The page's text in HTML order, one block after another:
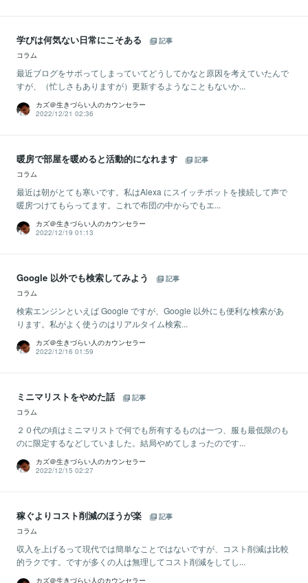
学びは何気ない日常にこそある
記事
コラム
最近ブログをサボってしまっていてどうしてかなと原因を考えていたんで
すが、（忙しさもありますが）更新するようなこともないか...
カズ＠生きづらい人のカウンセラー
2022/12/21 02:36
暖房で部屋を暖めると活動的になれます
記事
コラム
最近は朝がとても寒いです。私はAlexa にスイッチボットを接続して声で
暖房つけてもらってます。これで布団の中からでもエ...
カズ＠生きづらい人のカウンセラー
2022/12/19 01:13
Google 以外でも検索してみよう
記事
コラム
検索エンジンといえば Google ですが、Google 以外にも便利な検索があ
ります。私がよく使うのはリアルタイム検索...
カズ＠生きづらい人のカウンセラー
2022/12/16 01:59
ミニマリストをやめた話
記事
コラム
２０代の頃はミニマリストで何でも所有するものは一つ、服も最低限のも
のに限定するなどしていました。結局やめてしまったのです...
カズ＠生きづらい人のカウンセラー
2022/12/15 02:27
稼ぐよりコスト削減のほうが楽
記事
コラム
収入を上げるって現代では簡単なことではないですが、コスト削減は比較
的ラクです。ですが多くの人は無理してコスト削減をしてし...
カズ＠生きづらい人のカウンセラー